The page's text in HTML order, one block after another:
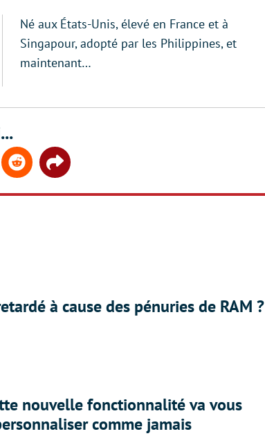
Né aux États-Unis, élevé en France et à
Singapour, adopté par les Philippines, et
maintenant…
Reddit Share
à cause des pénuries de RAM ?
nouvelle fonctionnalité va vous
comme jamais